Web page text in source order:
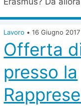
Lavoro • 16 Giugno 2017
Offerta
presso la